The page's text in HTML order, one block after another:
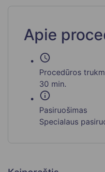
Apie
schedule
Procedūros
30 min.
info
Pasiruošimas
Specialaus